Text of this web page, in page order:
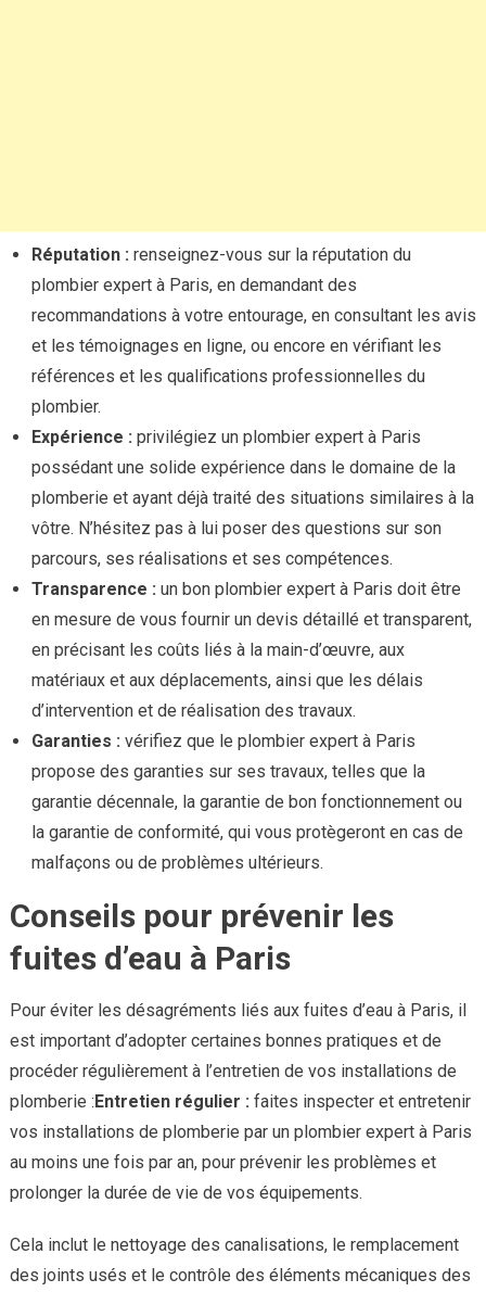
Réputation : renseignez-vous sur la réputation du
plombier expert à Paris, en demandant des
recommandations à votre entourage, en consultant les avis
et les témoignages en ligne, ou encore en vérifiant les
références et les qualifications professionnelles du
plombier.
Expérience : privilégiez un plombier expert à Paris
possédant une solide expérience dans le domaine de la
plomberie et ayant déjà traité des situations similaires à la
vôtre. N’hésitez pas à lui poser des questions sur son
parcours, ses réalisations et ses compétences.
Transparence : un bon plombier expert à Paris doit être
en mesure de vous fournir un devis détaillé et transparent,
en précisant les coûts liés à la main-d’œuvre, aux
matériaux et aux déplacements, ainsi que les délais
d’intervention et de réalisation des travaux.
Garanties : vérifiez que le plombier expert à Paris
propose des garanties sur ses travaux, telles que la
garantie décennale, la garantie de bon fonctionnement ou
la garantie de conformité, qui vous protègeront en cas de
malfaçons ou de problèmes ultérieurs.
Conseils pour prévenir les
fuites d’eau à Paris
Pour éviter les désagréments liés aux fuites d’eau à Paris, il
est important d’adopter certaines bonnes pratiques et de
procéder régulièrement à l’entretien de vos installations de
plomberie : Entretien régulier : faites inspecter et entretenir
vos installations de plomberie par un plombier expert à Paris
au moins une fois par an, pour prévenir les problèmes et
prolonger la durée de vie de vos équipements.
Cela inclut le nettoyage des canalisations, le remplacement
des joints usés et le contrôle des éléments mécaniques des